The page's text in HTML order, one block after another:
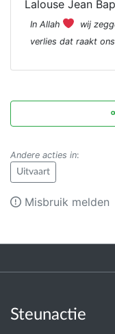
Lalouse Jean
In Allah
wij
verlies dat raakt
Andere acties in:
Uitvaart
Misbruik melden
Steunactie